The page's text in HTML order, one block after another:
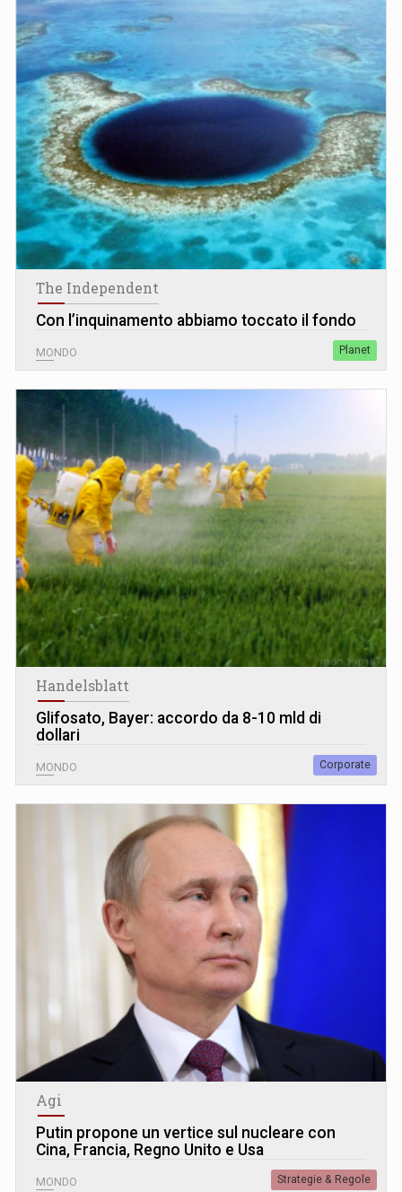
The Independent
Con l’inquinamento abbiamo toccato il fondo
MONDO Planet
Handelsblatt
Glifosato, Bayer: accordo da 8-10 mld di
dollari
MONDO Corporate
Agi
Putin propone un vertice sul nucleare con
Cina, Francia, Regno Unito e Usa
MONDO Strategie & Regole